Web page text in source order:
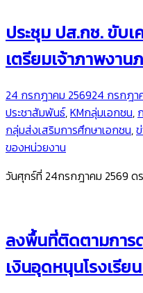
ประชุม ปส.กช. ขับ
เตรียมเจ้าภาพงาน
24 กรกฎาคม 256924 กรกฎา
ประชาสัมพันธ์,KMกลุ่มเอกชน,
กลุ่มส่งเสริมการศึกษาเอกชน,
ของหน่วยงาน
วันศุกร์ที่ 24กรกฎาคม 2569 ด
ลงพื้นที่ติดตามการด
เงินอุดหนุนโรงเรีย